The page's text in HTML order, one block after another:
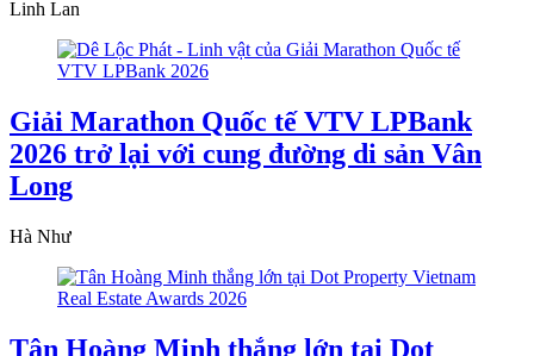
Linh Lan
Giải Marathon Quốc tế VTV LPBank
2026 trở lại với cung đường di sản Vân
Long
Hà Như
Tân Hoàng Minh thắng lớn tại Dot